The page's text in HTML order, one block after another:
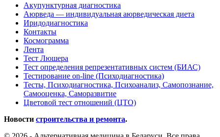
Акупунктурная диагностика
Аюрведа — индивидуальная аюрведическая диета
Иридодиагностика
Контакты
Космограмма
Лента
Тест Люшера
Тест определения репрезентативных систем (БИАС)
Тестирование on-line (Психодиагностика)
Тесты, Психодиагностика, Психоанализ, Самопознание,
Самооценка, Саморазвитие
Цветовой тест отношений (ЦТО)
Новости строительства и ремонта.